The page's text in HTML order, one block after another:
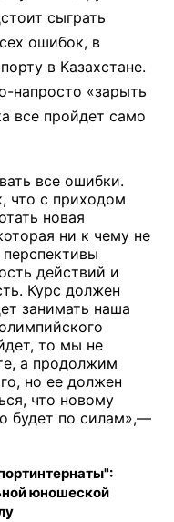
сыграть
ошибок, в
в Казахстане.
напросто «зарыть
все пройдет само
все ошибки.
что с приходом
новая
ни к чему не
действий и
Курс должен
занимать наша
то мы не
а продолжим
но ее должен
что новому
будет по силам»,—
юношеской